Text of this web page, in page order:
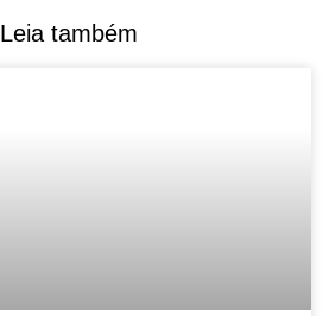
Leia também